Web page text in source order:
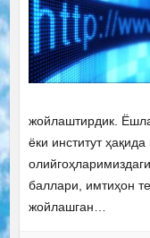
жойлаштирдик.
ёки институт
баллари, имтиҳон
жойлашган…